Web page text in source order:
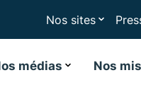
Nos sites
médias Nos